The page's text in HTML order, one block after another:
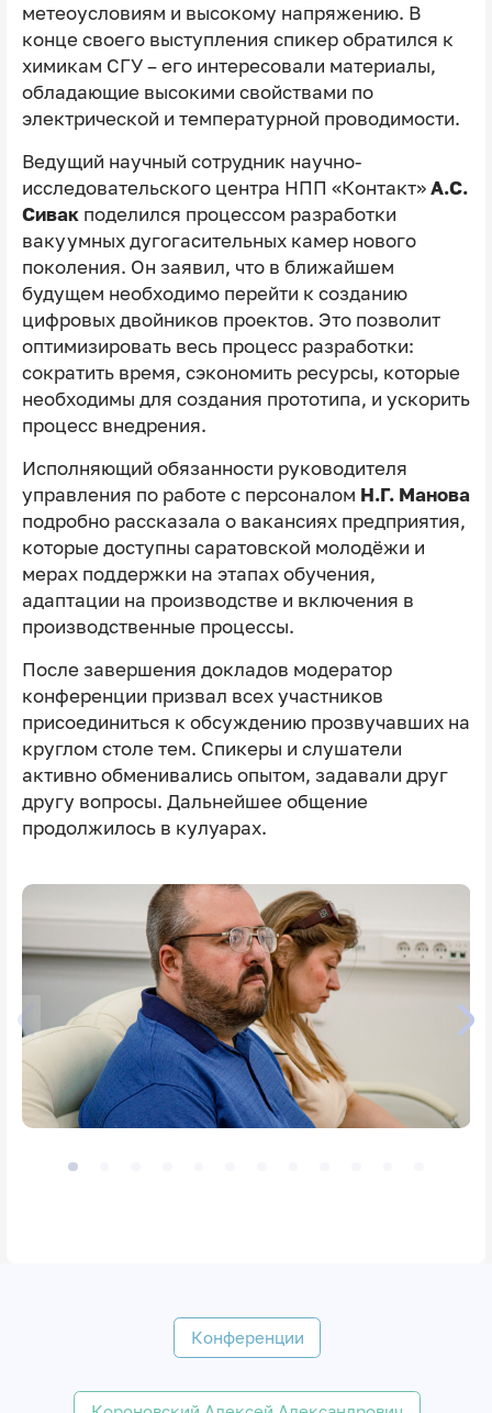
метеоусловиям и высокому напряжению. В
конце своего выступления спикер обратился к
химикам СГУ – его интересовали материалы,
обладающие высокими свойствами по
электрической и температурной проводимости.
Ведущий научный сотрудник научно-
исследовательского центра НПП «Контакт» А.С.
Сивакподелился процессом разработки
вакуумных дугогасительных камер нового
поколения. Он заявил, что в ближайшем
будущем необходимо перейти к созданию
цифровых двойников проектов. Это позволит
оптимизировать весь процесс разработки:
сократить время, сэкономить ресурсы, которые
необходимы для создания прототипа, и ускорить
процесс внедрения.
Исполняющий обязанности руководителя
управления по работе с персоналом Н.Г. Манова
подробно рассказала о вакансиях предприятия,
которые доступны саратовской молодёжи и
мерах поддержки на этапах обучения,
адаптации на производстве и включения в
производственные процессы.
После завершения докладов модератор
конференции призвал всех участников
присоединиться к обсуждению прозвучавших на
круглом столе тем. Спикеры и слушатели
активно обменивались опытом, задавали друг
другу вопросы. Дальнейшее общение
продолжилось в кулуарах.
Конференции